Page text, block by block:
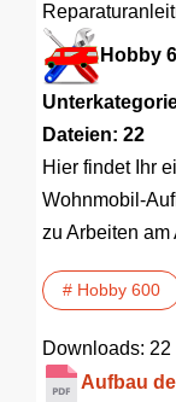
Hobby
Dateien: 22
Hier findet Ihr
Wohnmobil-
zu Arbeiten am
# Hobby 600
Downloads: 22
Aufbau